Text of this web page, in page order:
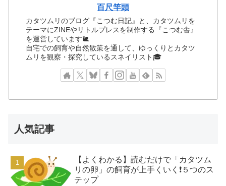
百尺竿頭
カタツムリのブログ『こつむ日記』と、カタツムリを
テーマにZINEやリトルプレスを制作する『こつむ舎』
を運営しています🐌
自宅での飼育や自然散策を通して、ゆっくりとカタツ
ムリを観察・探究しているスネイリスト🎓
人気記事
【よくわかる】読むだけで「カタツム
リの卵」の飼育が上手くいく❗️５つのス
テップ